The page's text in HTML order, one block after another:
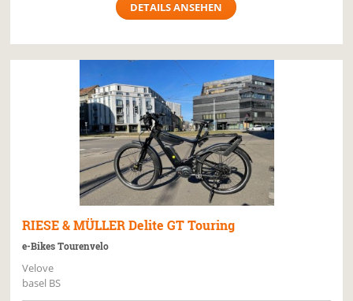
DETAILS ANSEHEN
RIESE & MÜLLER Delite GT Touring
e-Bikes Tourenvelo
Velove
basel BS